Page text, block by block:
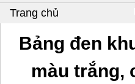
Trang chủ
Bảng đen
màu trắng,